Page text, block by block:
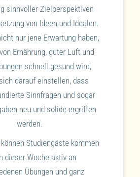
sinnvoller Zielperspektiven
von Ideen und Idealen.
nur jene Erwartung haben,
Ernährung, guter Luft und
schnell gesund wird,
darauf einstellen, dass
Sinnfragen und sogar
neu und solide ergriffen
werden.
Studiengäste kommen
dieser Woche aktiv an
Übungen und ganz